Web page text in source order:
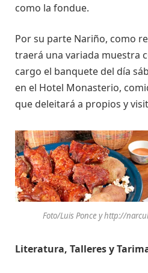
como la fondue.
Por su parte Nariño, como
traerá una variada muestra
cargo el banquete del día
en el Hotel Monasterio,
que deleitará a propios y
Foto/Luis Ponce y http://
Literatura, Talleres y